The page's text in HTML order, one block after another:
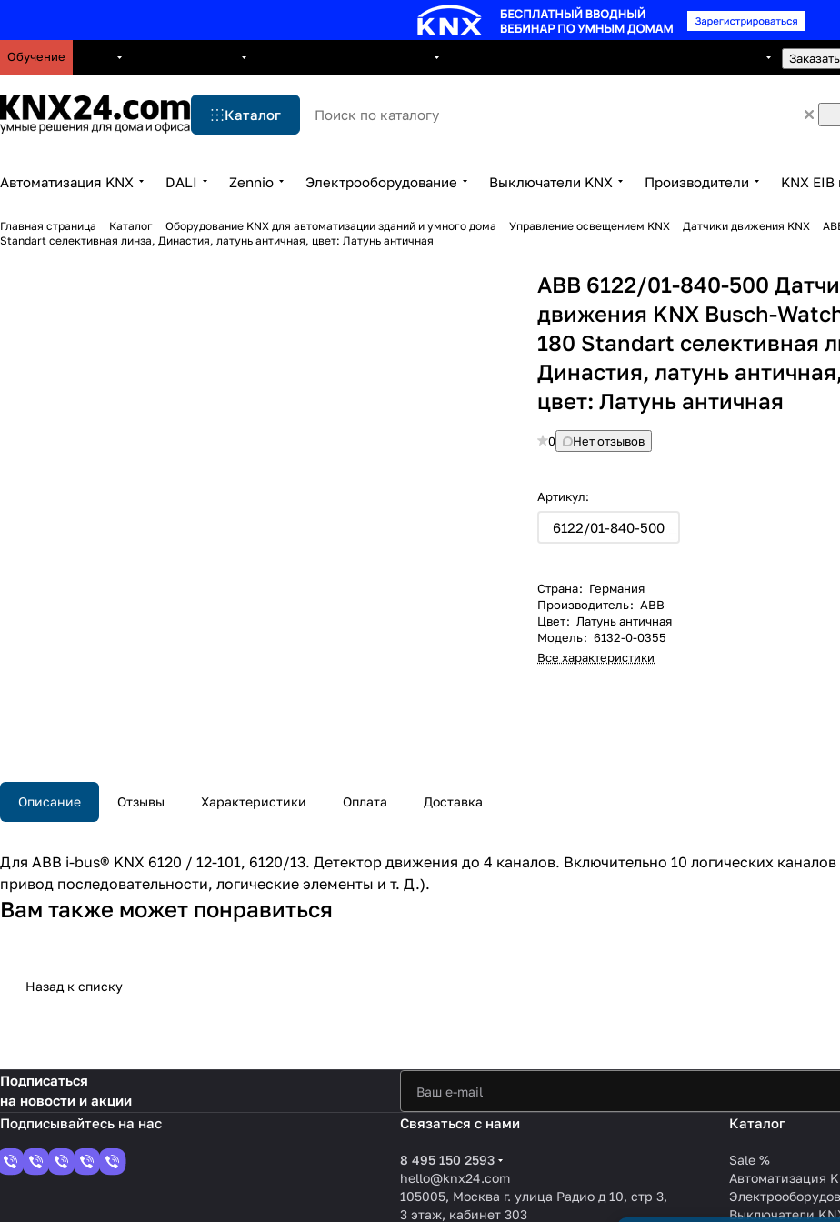
Обучение
Каталог
Автоматизация KNX DALI Zennio Электрооборудование Выключатели KNX Производители KNX EIB
Главная страница Каталог Оборудование KNX для автоматизации зданий и умного дома Управление освещением KNX Датчики движения KNX
Standart селективная линза, Династия, латунь античная, цвет: Латунь античная
ABB 6122/01-840-500
движения KNX Busch-
180 Standart селективная
Династия, латунь
цвет: Латунь античная
0 Нет отзывов
Артикул:
6122/01-840-500
Страна: Германия
Производитель: ABB
Цвет: Латунь античная
Модель: 6132-0-0355
Все характеристики
Описание Отзывы Характеристики Оплата Доставка
Для ABB i-bus® KNX 6120 / 12-101, 6120/13. Детектор движения до 4 каналов. Включительно 10 логических
привод последовательности, логические элементы и т. Д.).
Вам также может понравиться
Назад к списку
Подписаться
на новости и акции
Связаться с нами
8 495 150 2593
hello@knx24.com
105005, Москва г. улица Радио д 10, стр 3,
3 этаж, кабинет 303
Каталог
Sale %
Автоматизация
Выключатели